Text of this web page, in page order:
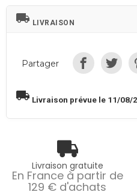
local_shipping LIVRAISON
Partager
local_shipping Livraison prévue le 11/08/
Livraison gratuite
En France à partir de
129 € d'achats